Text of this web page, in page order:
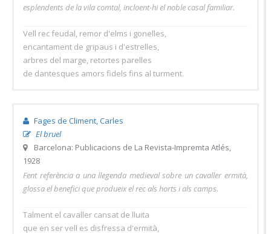
esplendents de la vila comtal, incloent-hi el noble casal familiar.
Vell rec feudal, remor d'elms i gonelles,
encantament de gripaus i d'estrelles,
arbres del marge, retortes parelles
de dantesques amors fidels fins al turment.
Fages de Climent, Carles
El bruel
Barcelona: Publicacions de La Revista-Impremta Atlés,
1928
Fent referència a una llegenda medieval sobre un cavaller ermità,
glossa el benefici que produeix el rec als horts i als camps.
Talment el cavaller cansat de lluita
que en ser vell es disfressa d'ermità,